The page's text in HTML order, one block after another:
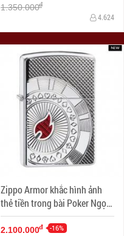
1.350.000đ
4.624
Zippo Armor khắc hình ảnh
thẻ tiền trong bài Poker Ngọn
lửa đỏ
2.100.000đ -16%